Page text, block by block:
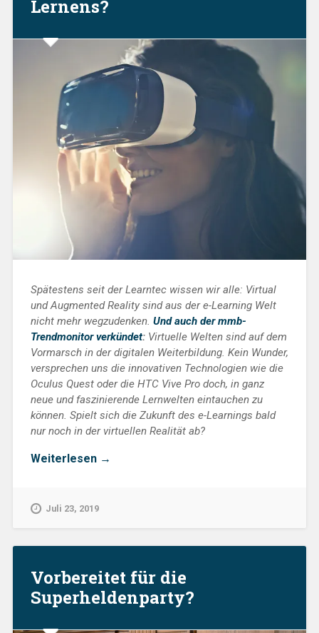
am
didakt
Stand“
Lernens?
Spätestens seit der Learntec wissen wir alle: Virtual
und Augmented Reality sind aus der e-Learning Welt
nicht mehr wegzudenken. Und auch der mmb-
Trendmonitor verkündet:Virtuelle Welten sind auf dem
Vormarsch in der digitalen Weiterbildung. Kein Wunder,
versprechen uns die innovativen Technologien wie die
Oculus Quest oder die HTC Vive Pro doch, in ganz
neue und faszinierende Lernwelten eintauchen zu
können. Spielt sich die Zukunft des e-Learnings bald
nur noch in der virtuellen Realität ab?
Weiterlesen „Fakt
Reality
Lernens?“
→
Juli 23, 2019
Vorbereitet für die
Superheldenparty?